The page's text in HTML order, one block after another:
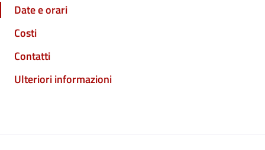
Date e orari
Costi
Contatti
Ulteriori informazioni